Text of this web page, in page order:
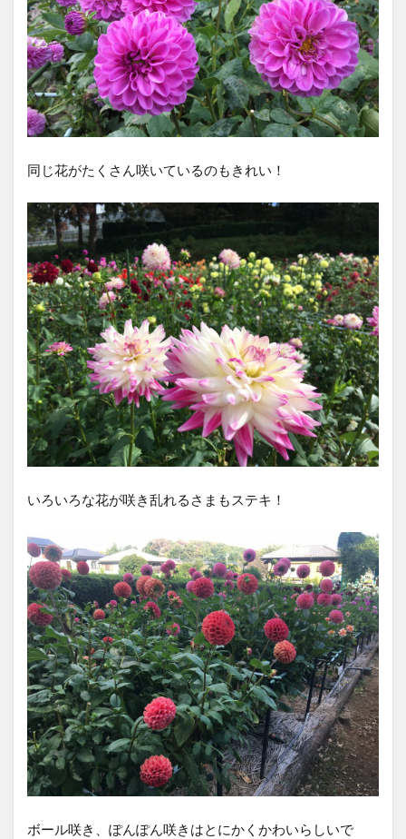
同じ花がたくさん咲いているのもきれい！
いろいろな花が咲き乱れるさまもステキ！
ボール咲き、ぽんぽん咲きはとにかくかわいらしいで